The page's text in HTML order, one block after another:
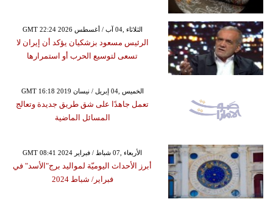
GMT 22:24 2026 الثلاثاء ,04 آب / أغسطس
الرئيس مسعود بزشكيان يؤكد أن إيران لا
تسعى لتوسيع الحرب أو استمرارها
GMT 16:18 2019 الخميس ,04 إبريل / نيسان
تعمل جاهدًا على شق طريق جديدة وتعالج
المسائل الماضية
GMT 08:41 2024 الأربعاء ,07 شباط / فبراير
أبرز الأحداث اليوميّة لمواليد برج"الأسد" في
فبراير/ شباط 2024